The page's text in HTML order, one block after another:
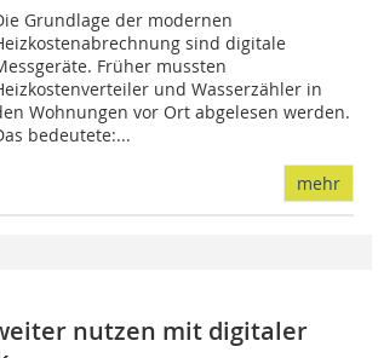
Grundlage der modernen
sind digitale
Früher mussten
und Wasserzähler in
Wohnungen vor Ort abgelesen werden.
bedeutete:...
mehr
nutzen mit digitaler